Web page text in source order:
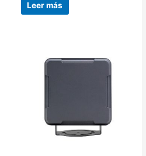
Leer más